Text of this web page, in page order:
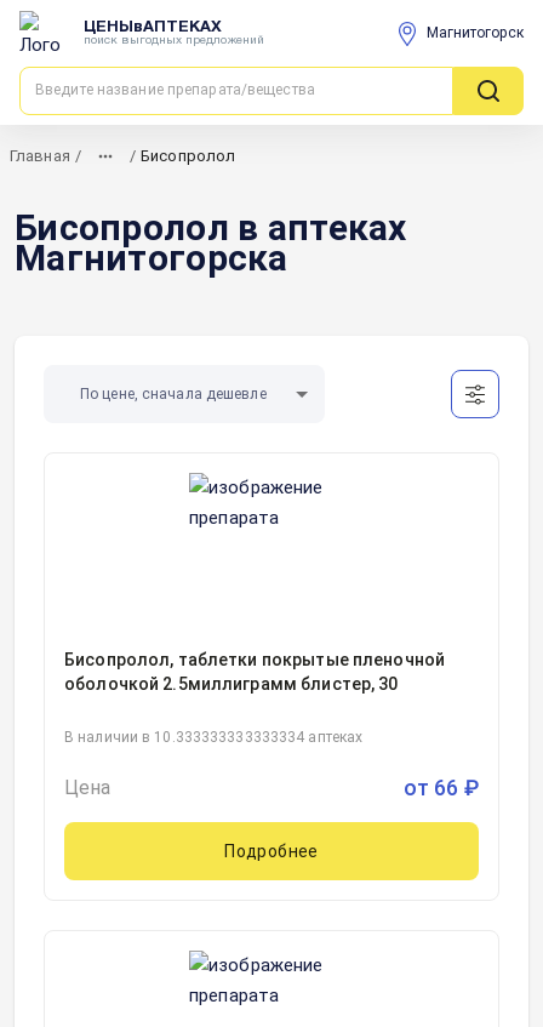
ЦЕНЫвАПТЕКАХ
поиск выгодных предложений Магнитогорск
Главная / / Бисопролол
Бисопролол в аптеках
Магнитогорска
По цене, сначала дешевле
Бисопролол, таблетки покрытые пленочной
оболочкой 2.5миллиграмм блистер, 30
В наличии в 10.333333333333334 аптеках
Цена от 66 ₽
Подробнее